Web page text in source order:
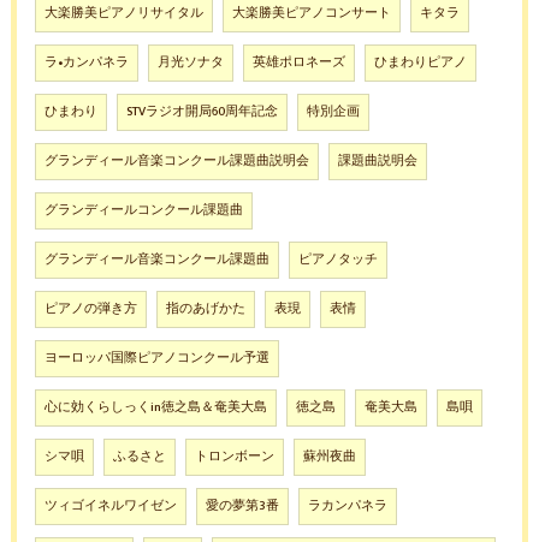
大楽勝美ピアノリサイタル 大楽勝美ピアノコンサート キタラ
ラ•カンパネラ 月光ソナタ 英雄ポロネーズ ひまわりピアノ
ひまわり STVラジオ開局60周年記念 特別企画
グランディール音楽コンクール課題曲説明会 課題曲説明会
グランディールコンクール課題曲
グランディール音楽コンクール課題曲 ピアノタッチ
ピアノの弾き方 指のあげかた 表現 表情
ヨーロッパ国際ピアノコンクール予選
心に効くらしっくin徳之島＆奄美大島 徳之島 奄美大島 島唄
シマ唄 ふるさと トロンボーン 蘇州夜曲
ツィゴイネルワイゼン 愛の夢第3番 ラカンパネラ